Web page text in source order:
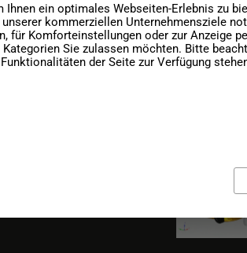
Ihnen ein optimales Webseiten-Erlebnis zu
kommerziellen Unternehmensziele
für Komforteinstellungen oder zur Anzeige
Sie zulassen möchten. Bitte
der Seite zur Verfügung